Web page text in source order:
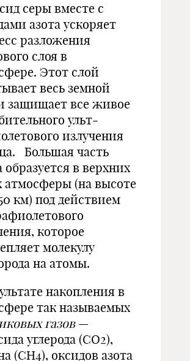
серы вместе с
азота ускоряет
разложения
слоя в
Этот слой
весь земной
защищает все живое
ульт­
излу­чения
Большая часть
образует­ся в верхних
ат­мосферы (на высоте
км) под дей­ствием
ко­торое
мо­лекулу
на атомы.
на­копления в
так называемых
газов —
углерода (СО2),
(СН4), оксидов азота